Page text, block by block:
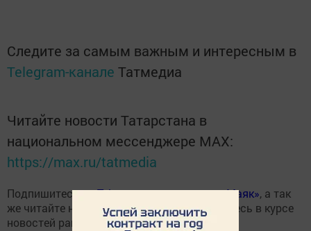
Следите за самым важным и интересным в
Telegram-канале Татмедиа
Читайте новости Татарстана в
национальном мессенджере MАХ:
https://max.ru/tatmedia
Подпишитесь наTelegram- канал газеты «Маяк», а так
же читайте нас в
«Дзен»и всегда оставайтесь в курсе
новостей района!